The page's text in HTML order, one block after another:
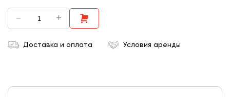
- +
Доставка и оплата Условия аренды